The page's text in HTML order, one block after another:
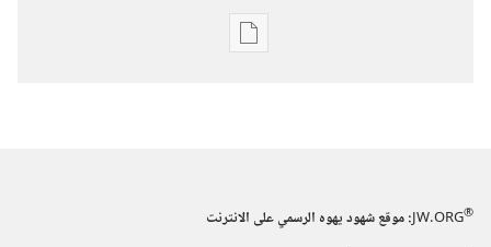
خيارات
الدراسية)‏
JW.ORG®
:‏ موقع شهود يهوه الرسمي على الانترنت